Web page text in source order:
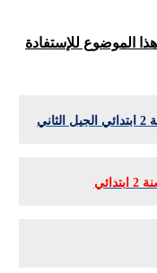
الموضوع للإستفادة